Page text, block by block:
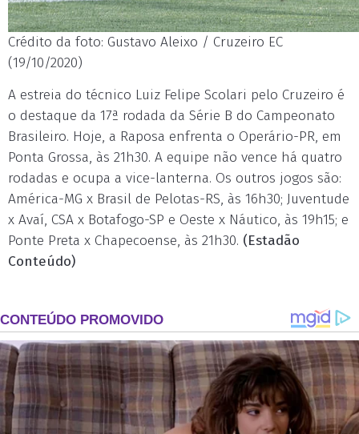
Crédito da foto: Gustavo Aleixo / Cruzeiro EC
(19/10/2020)
A estreia do técnico Luiz Felipe Scolari pelo Cruzeiro é
o destaque da 17ª rodada da Série B do Campeonato
Brasileiro. Hoje, a Raposa enfrenta o Operário-PR, em
Ponta Grossa, às 21h30. A equipe não vence há quatro
rodadas e ocupa a vice-lanterna. Os outros jogos são:
América-MG x Brasil de Pelotas-RS, às 16h30; Juventude
x Avaí, CSA x Botafogo-SP e Oeste x Náutico, às 19h15; e
Ponte Preta x Chapecoense, às 21h30. (Estadão
Conteúdo)